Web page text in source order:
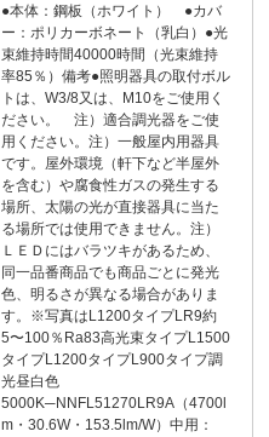
●本体：鋼板（ホワイト） ●カバ
ー：ポリカーボネート（乳白）●光
束維持時間40000時間（光束維持
率85％）備考●照明器具の取付ボル
トは、W3/8又は、M10をご使用く
ださい。 注）適合調光器をご使
用ください。注）一般屋内用器具
です。屋外環境（軒下など半屋外
を含む）や腐食性ガスの発生する
場所、太陽の光が直接器具に当た
る場所では使用できません。注）
ＬＥＤにはバラツキがあるため、
同一品番商品でも商品ごとに発光
色、明るさが異なる場合がありま
す。※写真はL1200タイプLR9約
5〜100％Ra83高光束タイプL1500
タイプL1200タイプL900タイプ調
光昼白色
5000K─NNFL51270LR9A（4700l
m・30.6W・153.5lm/W）中用：